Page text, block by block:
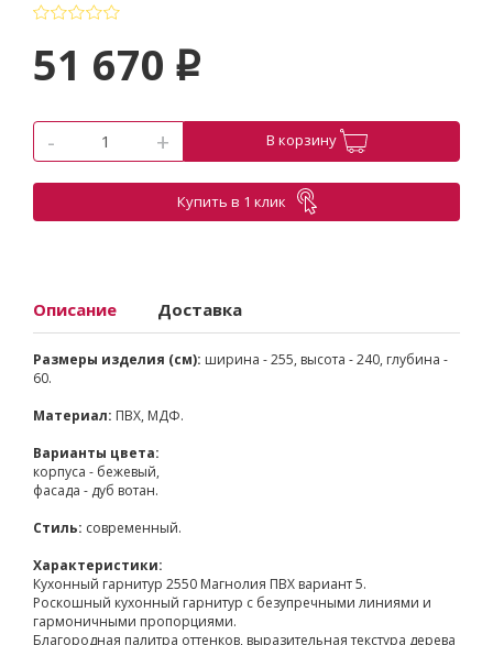
51 670 p
- + В корзину
Купить в 1 клик
Описание Доставка
Размеры изделия (см): ширина - 255, высота - 240, глубина -
60.
Материал: ПВХ, МДФ.
Варианты цвета:
корпуса - бежевый,
фасада - дуб вотан.
Стиль: современный.
Характеристики:
Кухонный гарнитур 2550 Магнолия ПВХ вариант 5.
Роскошный кухонный гарнитур с безупречными линиями и
гармоничными пропорциями.
Благородная палитра оттенков, выразительная текстура дерева